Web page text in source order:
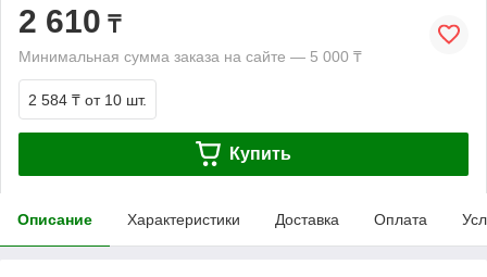
2 610 ₸
Минимальная сумма заказа на сайте — 5 000 ₸
2 584 ₸ от 10 шт.
Купить
Описание Характеристики Доставка Оплата